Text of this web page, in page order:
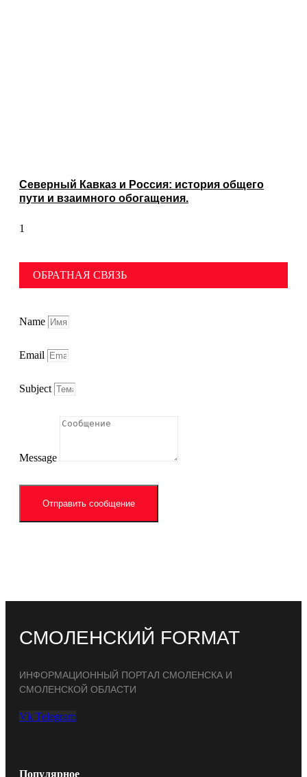
Северный Кавказ и Россия: история общего
пути и взаимного обогащения.
ОБРАТНАЯ СВЯЗЬ
Name
Email
Subject
Message
Отправить сообщение
СМОЛЕНСКИЙ FORMAT
ИНФОРМАЦИОННЫЙ ПОРТАЛ СМОЛЕНСКА И
СМОЛЕНСКОЙ ОБЛАСТИ
Vk Telegram
Популярное